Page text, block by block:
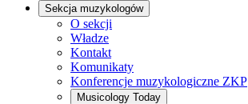
Sekcja muzykologów
O sekcji
Władze
Kontakt
Komunikaty
Konferencje muzykologiczne ZKP
Musicology Today